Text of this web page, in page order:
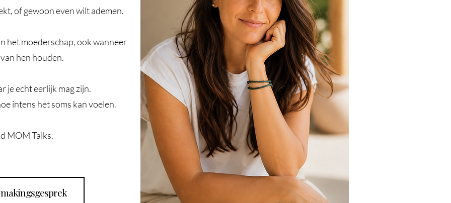
of gewoon even wilt ademen.
het moederschap, ook wanneer
hen houden.
je echt eerlijk mag zijn.
intens het soms kan voelen.
MOM Talks.